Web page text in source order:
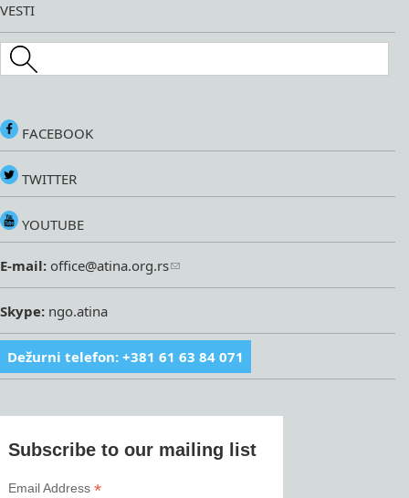
VESTI
Search this site
FACEBOOK
TWITTER
YOUTUBE
E-mail: office@atina.org.rs
Skype: ngo.atina
Dežurni telefon: +381 61 63 84 071
Subscribe to our mailing list
Email Address*